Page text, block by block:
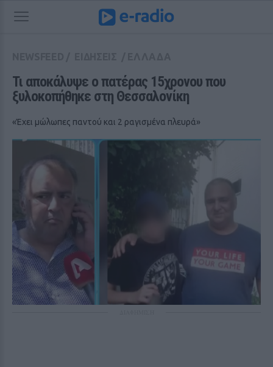
Τι αποκάλυψε ο πατέρας 15χρονου που
ξυλοκοπήθηκε στη Θεσσαλονίκη
«Έχει μώλωπες παντού και 2 ραγισμένα πλευρά»